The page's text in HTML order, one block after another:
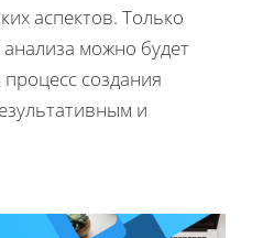
аспектов. Только
можно будет
создания
и